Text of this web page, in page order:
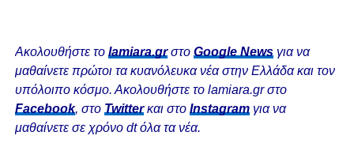
Ακολουθήστε το lamiara.grστο Google Newsγια να
μαθαίνετε πρώτοι τα κυανόλευκα νέα στην Ελλάδα και τον
υπόλοιπο κόσμο. Ακολουθήστε το lamiara.gr στο
Facebook, στο Twitterκαι στο Instagram για να
μαθαίνετε σε χρόνο dt όλα τα νέα.